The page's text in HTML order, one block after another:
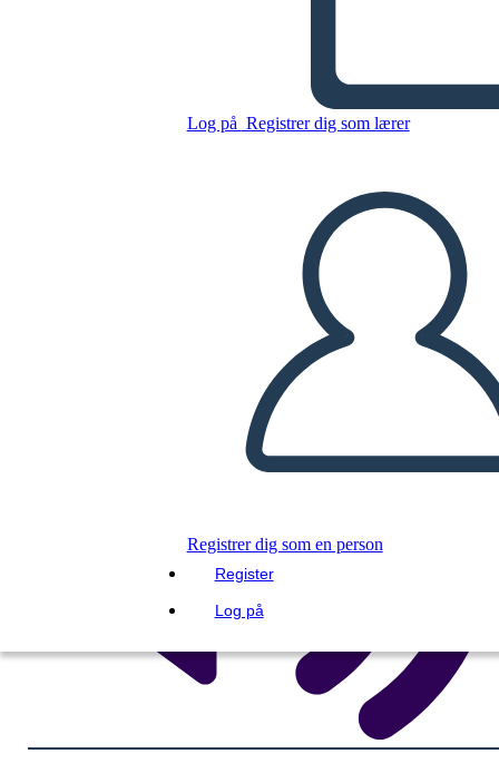
Log på Registrer dig som lærer
Registrer dig som en person
Register
Log på
אנה פרנק - מפת תווים
LAVE ET STORYBOARD
AFSPIL DIASSHOW
LÆS FOR MIG